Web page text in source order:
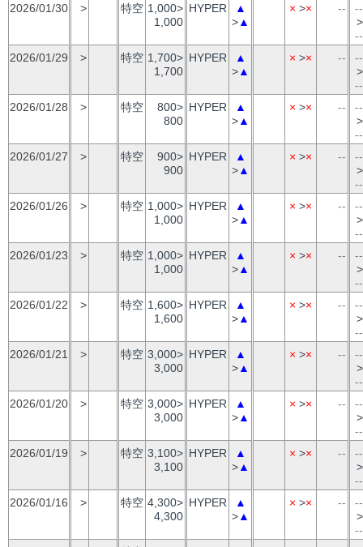
2026/01/30 > 特空 1,000>
1,000
HYPER
▲
>▲
× >× --
--
>
--
2026/01/29
> 特空 1,700>
1,700
HYPER
▲
>▲
× >× --
--
>
--
2026/01/28
> 特空
800>
800
HYPER
▲
>▲
× >× --
--
>
--
2026/01/27
> 特空
900>
900
HYPER
▲
>▲
× >× --
--
>
--
2026/01/26
> 特空 1,000>
1,000
HYPER
▲
>▲
× >× --
--
>
--
2026/01/23
> 特空 1,000>
1,000
HYPER
▲
>▲
× >× --
--
>
--
2026/01/22
> 特空 1,600>
1,600
HYPER
▲
>▲
× >× --
--
>
--
2026/01/21
> 特空 3,000>
3,000
HYPER
▲
>▲
× >× --
--
>
--
2026/01/20
> 特空 3,000>
3,000
HYPER
▲
>▲
× >× --
--
>
--
2026/01/19
> 特空 3,100>
3,100
HYPER
▲
>▲
× >× --
--
>
--
2026/01/16
> 特空 4,300>
4,300
HYPER
▲
>▲
× >× --
--
>
--